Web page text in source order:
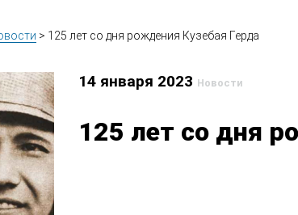
> 125 лет со дня рождения Кузебая Герда
14 января 2023 Новости
125 лет со дня